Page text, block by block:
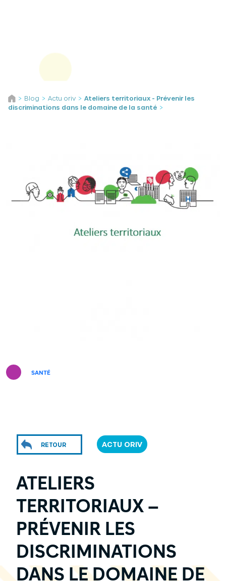
Aller au contenu
> Blog > Actu oriv > Ateliers territoriaux - Prévenir les
discriminations dans le domaine de la santé >
SANTÉ
RETOUR ACTU ORIV
ATELIERS
TERRITORIAUX –
PRÉVENIR LES
DISCRIMINATIONS
DANS LE DOMAINE DE